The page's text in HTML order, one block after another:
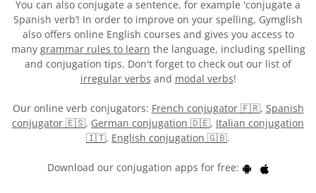
You can also conjugate a sentence, for example 'conjugate a
Spanish verb’! In order to improve on your spelling, Gymglish
also offers online English courses and gives you access to
many grammar rules to learn the language, including spelling
and conjugation tips. Don't forget to check out our list of
irregular verbs and modal verbs!
Our online verb conjugators: French conjugator 🇫🇷, Spanish
conjugator 🇪🇸, German conjugation 🇩🇪, Italian conjugation
🇮🇹, English conjugation 🇬🇧.
Download our conjugation apps for free: